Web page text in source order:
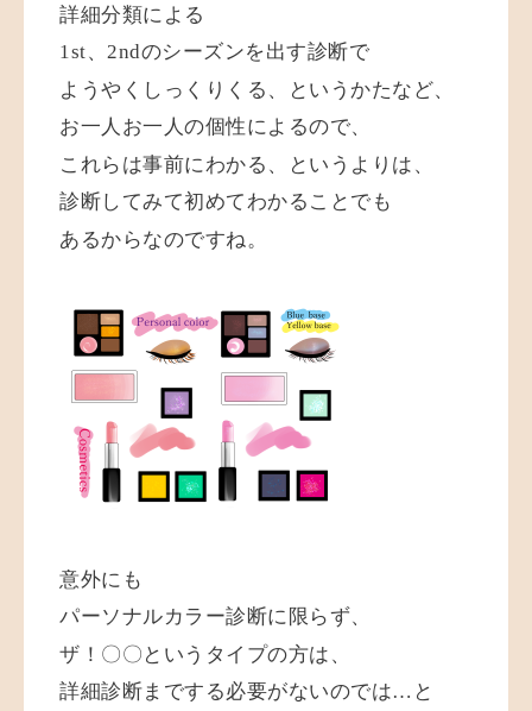
詳細分類による
1st、2ndのシーズンを出す診断で
ようやくしっくりくる、というかたなど、
お一人お一人の個性によるので、
これらは事前にわかる、というよりは、
診断してみて初めてわかることでも
あるからなのですね。
意外にも
パーソナルカラー診断に限らず、
ザ！〇〇というタイプの方は、
詳細診断までする必要がないのでは…と